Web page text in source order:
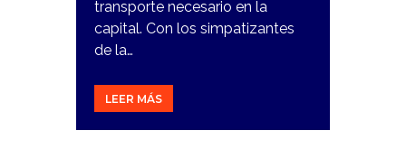
transporte necesario en la
capital. Con los simpatizantes
de la…
LEER MÁS
28